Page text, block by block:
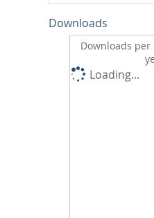
Downloads
Downloads
Loading...